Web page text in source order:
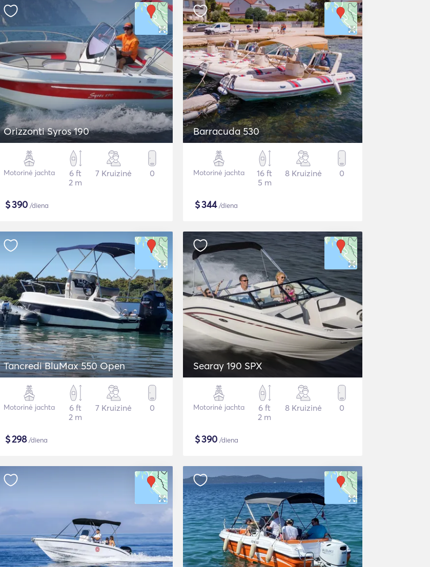
Orizzonti Syros 190
Motorinė jachta
6 ft
2 m
7 Kruizinė 0
$390 /diena
Barracuda 530
Motorinė jachta
16 ft
5 m
8 Kruizinė 0
$344/diena
Tancredi BluMax 550 Open
Motorinė jachta
6 ft
2 m
7 Kruizinė 0
$298/diena
Searay 190 SPX
Motorinė jachta
6 ft
2 m
8 Kruizinė 0
$390 /diena